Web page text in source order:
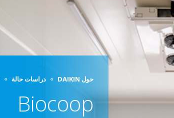
حول DAIKIN دراسات حالة
Biocoop